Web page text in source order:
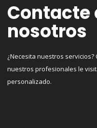
Contacte
nosotros
¿Necesita nuestros
nuestros profesionales le
personalizado.